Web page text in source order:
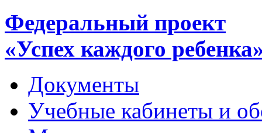
Федеральный проект
«Успех каждого
Документы
Учебные кабинеты и